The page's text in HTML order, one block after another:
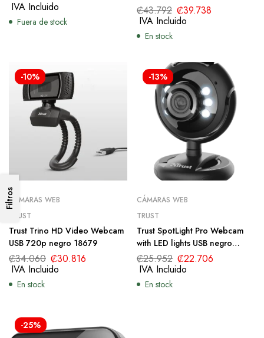
Filtros
IVA Incluido
Fuera de stock
₡43.792 ₡39.738
IVA Incluido
En stock
-10%
CÁMARAS WEB
TRUST
Trust Trino HD Video Webcam
USB 720p negro 18679
₡34.060 ₡30.816
IVA Incluido
En stock
-13%
CÁMARAS WEB
TRUST
Trust SpotLight Pro Webcam
with LED lights USB negro
16428
₡25.952 ₡22.706
IVA Incluido
En stock
-25%